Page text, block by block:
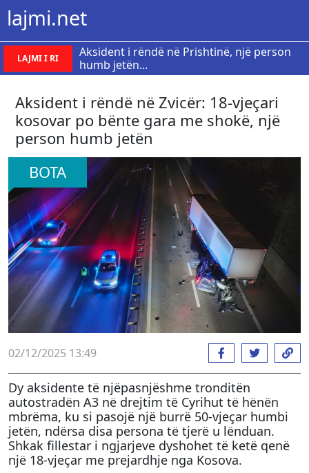
lajmi.net
LAJMI I RI
Aksident i rëndë në Prishtinë, një person
humb jetën...
Aksident i rëndë në Zvicër: 18-vjeçari
kosovar po bënte gara me shokë, një
person humb jetën
BOTA
02/12/2025 13:49
Dy aksidente të njëpasnjëshme tronditën
autostradën A3 në drejtim të Cyrihut të hënën
mbrëma, ku si pasojë një burrë 50-vjeçar humbi
jetën, ndërsa disa persona të tjerë u lënduan.
Shkak fillestar i ngjarjeve dyshohet të ketë qenë
një 18-vjeçar me prejardhje nga Kosova.